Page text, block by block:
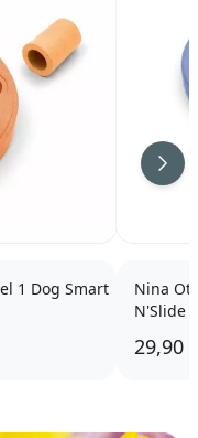
1 Dog Smart
Nina
N'Slide
29,90